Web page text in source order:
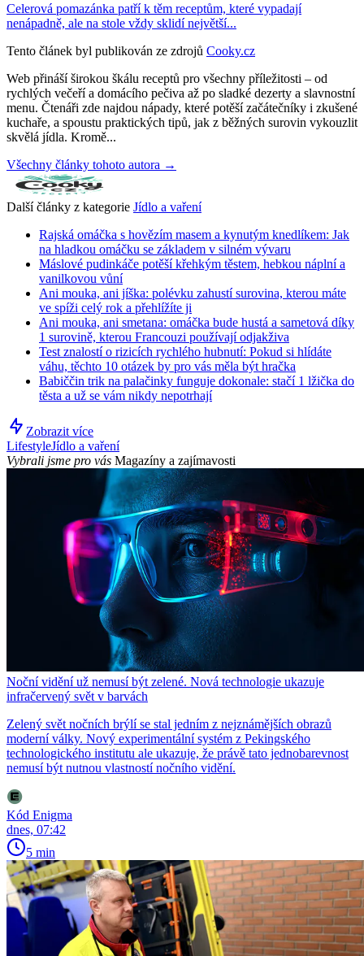
Celerová pomazánka patří k těm receptům, které vypadají
nenápadně, ale na stole vždy sklidí největší...
Tento článek byl publikován ze zdrojů Cooky.cz
Web přináší širokou škálu receptů pro všechny příležitosti – od
rychlých večeří a domácího pečiva až po sladké dezerty a slavnostní
menu. Čtenáři zde najdou nápady, které potěší začátečníky i zkušené
kuchaře, a spoustu praktických tipů, jak z běžných surovin vykouzlit
skvělá jídla. Kromě...
Všechny články tohoto autora →
Další články z kategorie Jídlo a vaření
Rajská omáčka s hovězím masem a kynutým knedlíkem: Jak
na hladkou omáčku se základem v silném vývaru
Máslové pudinkáče potěší křehkým těstem, hebkou náplní a
vanilkovou vůní
Ani mouka, ani jíška: polévku zahustí surovina, kterou máte
ve spíži celý rok a přehlížíte ji
Ani mouka, ani smetana: omáčka bude hustá a sametová díky
1 surovině, kterou Francouzi používají odjakživa
Test znalostí o rizicích rychlého hubnutí: Pokud si hlídáte
váhu, těchto 10 otázek by pro vás měla být hračka
Babiččin trik na palačinky funguje dokonale: stačí 1 lžička do
těsta a už se vám nikdy nepotrhají
Zobrazit více
LifestyleJídlo a vaření
Vybrali jsme pro vás Magazíny a zajímavosti
Noční vidění už nemusí být zelené. Nová technologie ukazuje
infračervený svět v barvách
Zelený svět nočních brýlí se stal jedním z nejznámějších obrazů
moderní války. Nový experimentální systém z Pekingského
technologického institutu ale ukazuje, že právě tato jednobarevnost
nemusí být nutnou vlastností nočního vidění.
Kód Enigma
dnes, 07:42
5 min